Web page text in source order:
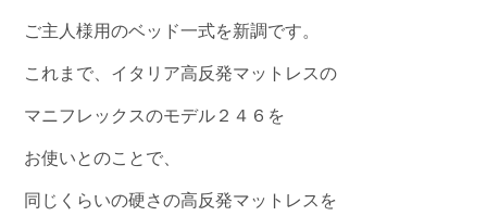
ご主人様用のベッド一式を新調です。
これまで、イタリア高反発マットレスの
マニフレックスのモデル２４６を
お使いとのことで、
同じくらいの硬さの高反発マットレスを